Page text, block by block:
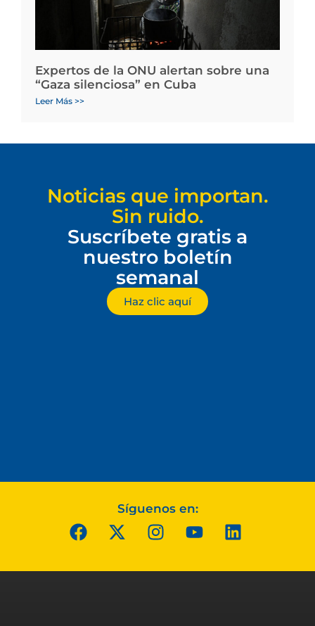
Expertos de la ONU alertan sobre una
“Gaza silenciosa” en Cuba
Leer Más >>
Noticias que importan.
Sin ruido.
Suscríbete gratis a
nuestro boletín
semanal
Haz clic aquí
Síguenos en: